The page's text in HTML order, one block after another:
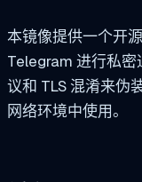
本镜像提供一个开
Telegram 进行私
议和 TLS 混淆来伪
网络环境中使用。